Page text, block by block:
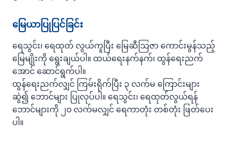
မြေယာပြုပြင်ခြင်း
ရေသွင်း၊ ရေထုတ် လွယ်ကူပြီး မြေဆီသြဇာ ကောင်းမွန်သည့်
မြေမျိုးကို ရွေးချယ်ပါ။ ထယ်ရေးနက်နက်၊ ထွန်ရေးညက်
အောင် ဆောင်ရွက်ပါ။
ထွန်ရေးညက်လျှင် ကြမ်းရိုက်ပြီး ၃ လက်မ ကြောင်းများ
ဆွဲ၍ ဘောင်များ ပြုလုပ်ပါ။ ရေသွင်း၊ ရေထုတ်လွယ်ရန်
ဘောင်များကို ၂၀ လက်မလျှင် ရေကာတုံး တစ်တုံး ဖြတ်ပေး
ပါ။